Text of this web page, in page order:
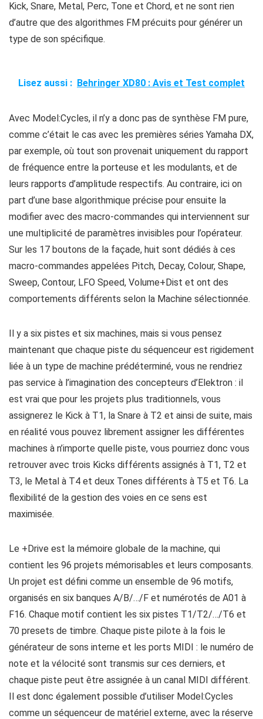
Kick, Snare, Metal, Perc, Tone et Chord, et ne sont rien
d’autre que des algorithmes FM précuits pour générer un
type de son spécifique.
Lisez aussi : Behringer XD80 : Avis et Test complet
Avec Model:Cycles, il n’y a donc pas de synthèse FM pure,
comme c’était le cas avec les premières séries Yamaha DX,
par exemple, où tout son provenait uniquement du rapport
de fréquence entre la porteuse et les modulants, et de
leurs rapports d’amplitude respectifs. Au contraire, ici on
part d’une base algorithmique précise pour ensuite la
modifier avec des macro-commandes qui interviennent sur
une multiplicité de paramètres invisibles pour l’opérateur.
Sur les 17 boutons de la façade, huit sont dédiés à ces
macro-commandes appelées Pitch, Decay, Colour, Shape,
Sweep, Contour, LFO Speed, Volume+Dist et ont des
comportements différents selon la Machine sélectionnée.
Il y a six pistes et six machines, mais si vous pensez
maintenant que chaque piste du séquenceur est rigidement
liée à un type de machine prédéterminé, vous ne rendriez
pas service à l’imagination des concepteurs d’Elektron : il
est vrai que pour les projets plus traditionnels, vous
assignerez le Kick à T1, la Snare à T2 et ainsi de suite, mais
en réalité vous pouvez librement assigner les différentes
machines à n’importe quelle piste, vous pourriez donc vous
retrouver avec trois Kicks différents assignés à T1, T2 et
T3, le Metal à T4 et deux Tones différents à T5 et T6. La
flexibilité de la gestion des voies en ce sens est
maximisée.
Le +Drive est la mémoire globale de la machine, qui
contient les 96 projets mémorisables et leurs composants.
Un projet est défini comme un ensemble de 96 motifs,
organisés en six banques A/B/…/F et numérotés de A01 à
F16. Chaque motif contient les six pistes T1/T2/…/T6 et
70 presets de timbre. Chaque piste pilote à la fois le
générateur de sons interne et les ports MIDI : le numéro de
note et la vélocité sont transmis sur ces derniers, et
chaque piste peut être assignée à un canal MIDI différent.
Il est donc également possible d’utiliser Model:Cycles
comme un séquenceur de matériel externe, avec la réserve